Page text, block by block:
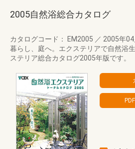
2005自然浴総合カタログ
カタログコード： EM2005 ／ 2005年04
暮らし、庭へ。エクステリアで自然浴
ステリア総合カタログ2005年版です。